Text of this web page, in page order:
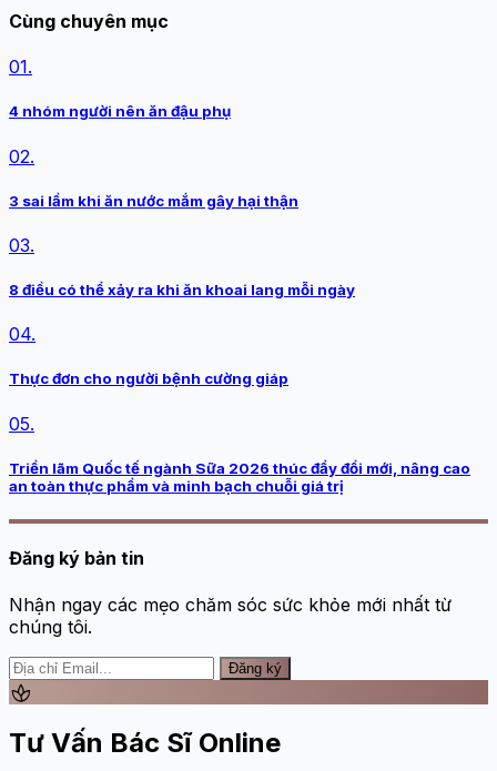
Cùng chuyên mục
01.
4 nhóm người nên ăn đậu phụ
02.
3 sai lầm khi ăn nước mắm gây hại thận
03.
8 điều có thể xảy ra khi ăn khoai lang mỗi ngày
04.
Thực đơn cho người bệnh cường giáp
05.
Triển lãm Quốc tế ngành Sữa 2026 thúc đẩy đổi mới, nâng cao
an toàn thực phẩm và minh bạch chuỗi giá trị
Đăng ký bản tin
Nhận ngay các mẹo chăm sóc sức khỏe mới nhất từ
chúng tôi.
Đăng ký
spa
Tư Vấn Bác Sĩ Online